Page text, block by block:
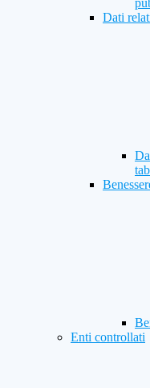
Dati
Enti controllati